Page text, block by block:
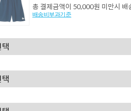
총 결제금액이 50,000원 미만시
배송비부과기준